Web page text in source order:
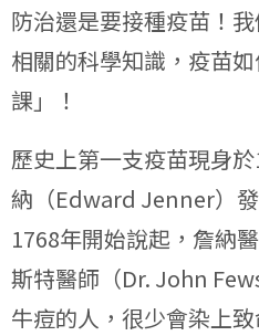
防治還是要接種疫苗！
相關的科學知識，疫苗
課」！
歷史上第一支疫苗現身
納（Edward Jenner）
1768年開始說起，詹納
斯特醫師（Dr. John
牛痘的人，很少會染上